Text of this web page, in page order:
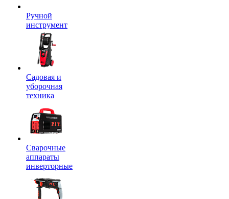
Ручной
инструмент
Садовая и
уборочная
техника
Сварочные
аппараты
инверторные